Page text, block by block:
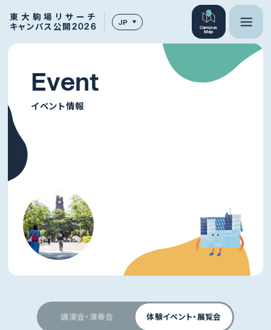
東大駒場リサーチ
キャンパス公開2026
JP
Campus
Map
Event
イベント情報
講演会・演奏会 体験イベント・展覧会